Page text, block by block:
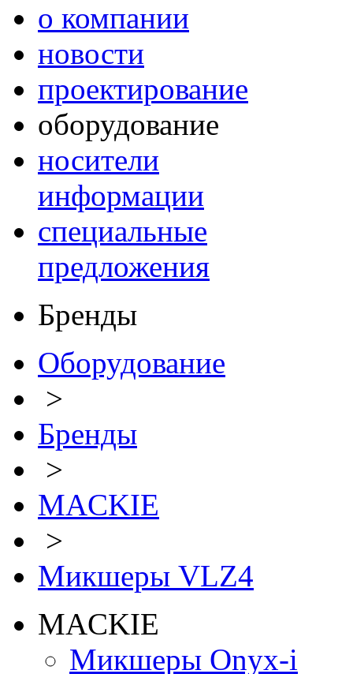
о компании
новости
проектирование
оборудование
носители
информации
специальные
предложения
Бренды
Оборудование
>
Бренды
>
MACKIE
>
Микшеры VLZ4
MACKIE
Микшеры Onyx-i